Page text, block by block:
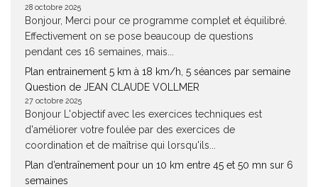
28 octobre 2025
Bonjour, Merci pour ce programme complet et équilibré.
Effectivement on se pose beaucoup de questions
pendant ces 16 semaines, mais...
Plan entrainement 5 km à 18 km/h, 5 séances par semaine
Question de JEAN CLAUDE VOLLMER
27 octobre 2025
Bonjour L'objectif avec les exercices techniques est
d'améliorer votre foulée par des exercices de
coordination et de maîtrise qui lorsqu'ils...
Plan d’entraînement pour un 10 km entre 45 et 50 mn sur 6
semaines